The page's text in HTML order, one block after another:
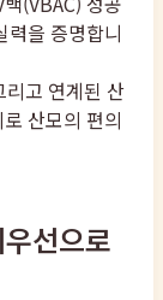
력을 증명합니
리고 연계된 산
산모의 편의
선으로